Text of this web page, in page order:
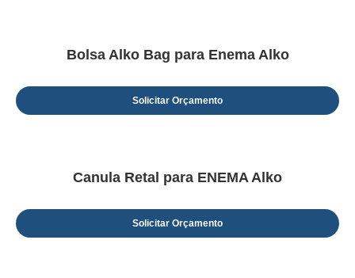
Bolsa Alko Bag para Enema Alko
Solicitar Orçamento
Canula Retal para ENEMA Alko
Solicitar Orçamento